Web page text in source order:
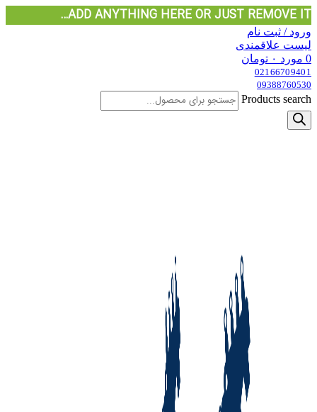
ADD ANYTHING HERE OR JUST REMOVE IT…
ورود / ثبت نام
لیست علاقمندی
0 مورد ۰ تومان
02166709401
09388760530
Products search